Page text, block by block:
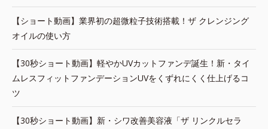
【ショート動画】業界初の超微粒子技術搭載！ザ クレンジング
オイルの使い方
【30秒ショート動画】軽やかUVカットファンデ誕生！新・タイ
ムレスフィットファンデーションUVをくずれにくく仕上げるコ
ツ
【30秒ショート動画】新・シワ改善美容液「ザ リンクルセラ